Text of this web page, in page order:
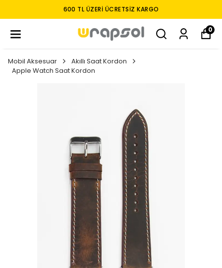
TÜM MODELLER IÇIN FULLBODY KAPLAMA
0
Mobil Aksesuar
Akıllı Saat Kordon
Apple Watch Saat Kordon